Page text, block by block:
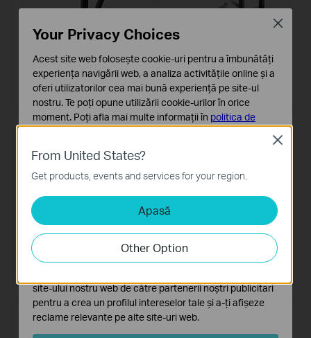
Archer TXE72E
Adaptor PCle Wi-Fi 6E AXE5400
cu Bluetooth 5.3
Archer TX3000E
Adaptor AX3000 Wi-Fi 6
Bluetooth 5.2 PCle
Archer TX55E
From United States?
Get products, events and services for your region.
Apasă
Other Option
Close
Your Privacy Choices
Acest site web folosește cookie-uri pentru a îmbunătăți
experiența navigării web, a analiza activitățile online și a
oferi utilizatorilor cea mai bună experiență pe site-ul
nostru. Te poți opune utilizării cookie-urilor în orice
moment. Poți afla mai multe informații în politica de
Cookie-uri de bază
Aceste cookie-uri sunt necesare pentru funcționarea
site-ului web și nu pot fi dezactivate în sistemele tale
Cookie-uri de analiză și marketing
Cookie-urile de analiză ne permit să analizăm activitățile
tale de pe site-ul nostru web a îmbunătăți și ajusta
funcționalitatea site-ului.
site-ului nostru web de către partenerii noștri publicitari
pentru a crea un profilul intereselor tale și a-ți afișeze
reclame relevante pe alte site-uri web.
Close